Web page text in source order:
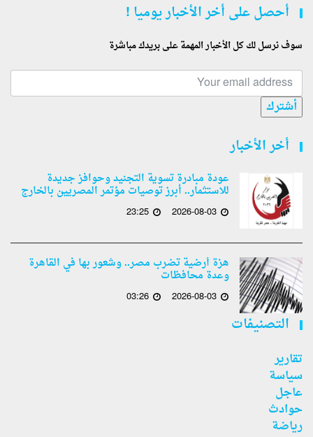
أحصل على أخر الأخبار يوميا !
سوف نرسل لك كل الأخبار المهمة على بريدك مباشرة
أشترك
أخر الأخبار
عودة مبادرة تسوية التجنيد وحوافز جديدة
للاستثمار.. أبرز توصيات مؤتمر المصريين بالخارج
2026-08-03
23:25
هزة أرضية تضرب مصر.. وشعور بها في القاهرة
وعدة محافظات
2026-08-03
03:26
التصنيفات
تقارير
سياسة
عاجل
حوادث
رياضة